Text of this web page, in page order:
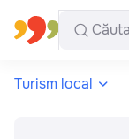
Toate regiunile
Turism local